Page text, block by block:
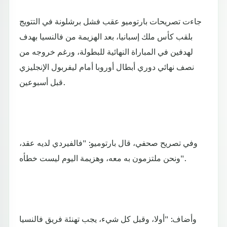
جاءت تصريحات بارتوميو عقب فشل برشلونة في التتويج
بلقب كأس ملك إسبانيا، بعد الهزيمة من فالنسيا بهدف
لهدفين في المباراة النهائية للبطولة، ورغم خروجه من
نصف نهائي دوري أبطال أوروبا أمام ليفربول الإنجليزي
قبل أسبوعين.
وفي تصريح صحفي، قال بارتوميو: "فالفيردي لديه عقد،
ونحن ملتزمون به معه، وهزيمة اليوم ليست خطأه".
وأضاف: "أولا، وقبل كل شيء، يجب تهنئة فريق فالنسيا